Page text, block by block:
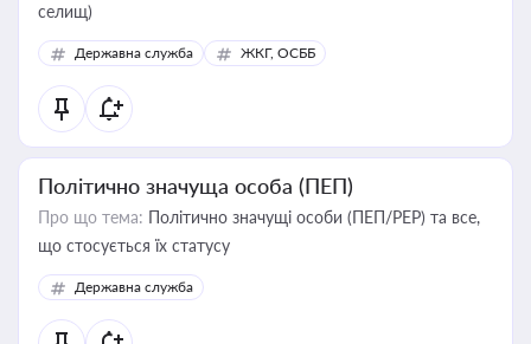
селищ)
Державна служба ЖКГ, ОСББ
Політично значуща особа (ПЕП)
Про що тема: Політично значущі особи (ПЕП/PEP) та все,
що стосується їх статусу
Державна служба